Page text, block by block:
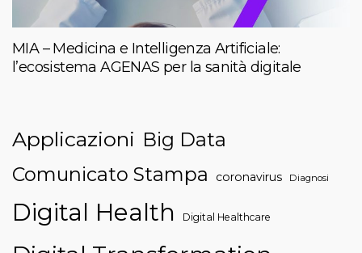
MIA – Medicina e Intelligenza Artificiale:
l’ecosistema AGENAS per la sanità digitale
Applicazioni Big Data
Comunicato Stampa
coronavirus Diagnosi
Digital Health Digital Healthcare